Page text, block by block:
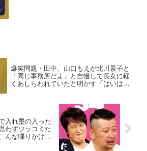
爆笑問題・田中、山口もえが北川景子と
「同じ事務所だよ」と自慢して長女に軽
くあしらわれていたと明かす「はいは
入れ墨の入った
わずツッコミた
んな喋りかけた